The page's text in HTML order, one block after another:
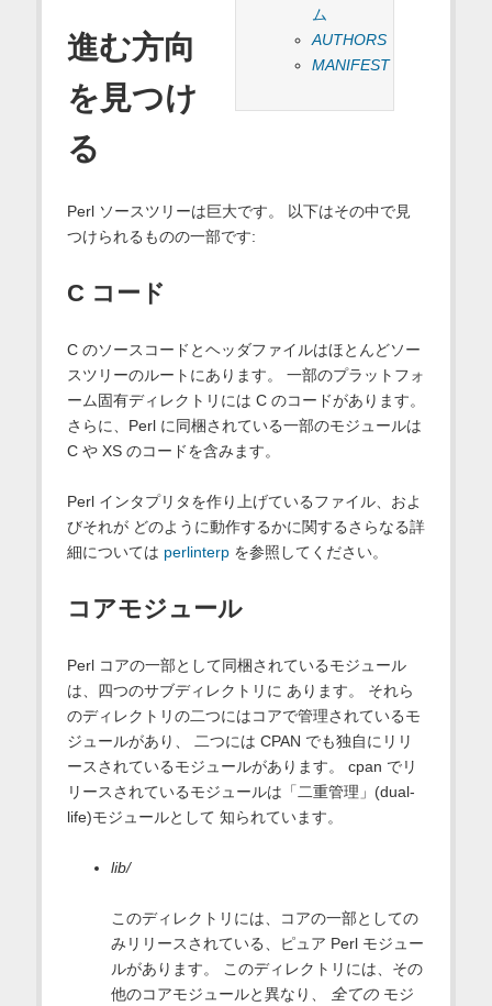
ム
AUTHORS
MANIFEST
進む方向
を見つけ
る
Perl ソースツリーは巨大です。 以下はその中で見
つけられるものの一部です:
C コード
C のソースコードとヘッダファイルはほとんどソー
スツリーのルートにあります。 一部のプラットフォ
ーム固有ディレクトリには C のコードがあります。
さらに、Perl に同梱されている一部のモジュールは
C や XS のコードを含みます。
Perl インタプリタを作り上げているファイル、およ
びそれが どのように動作するかに関するさらなる詳
細については perlinterpを参照してください。
コアモジュール
Perl コアの一部として同梱されているモジュール
は、四つのサブディレクトリに あります。 それら
のディレクトリの二つにはコアで管理されているモ
ジュールがあり、 二つには CPAN でも独自にリリ
ースされているモジュールがあります。 cpan でリ
リースされているモジュールは「二重管理」(dual-
life)モジュールとして 知られています。
lib/
このディレクトリには、コアの一部としての
みリリースされている、ピュア Perl モジュー
ルがあります。 このディレクトリには、その
他のコアモジュールと異なり、
全てのモジ